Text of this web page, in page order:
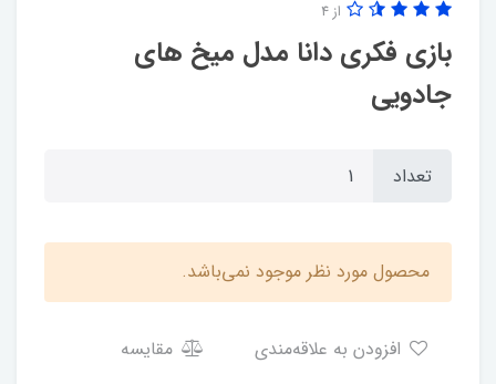
بازی فکری دانا مدل میخ های
جادویی
از 4
تعداد
محصول مورد نظر موجود نمی‌باشد.
مقایسه